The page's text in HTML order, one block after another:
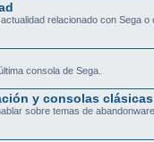
relacionado con Sega o
consola de Sega.
y consolas clásicas
sobre temas de